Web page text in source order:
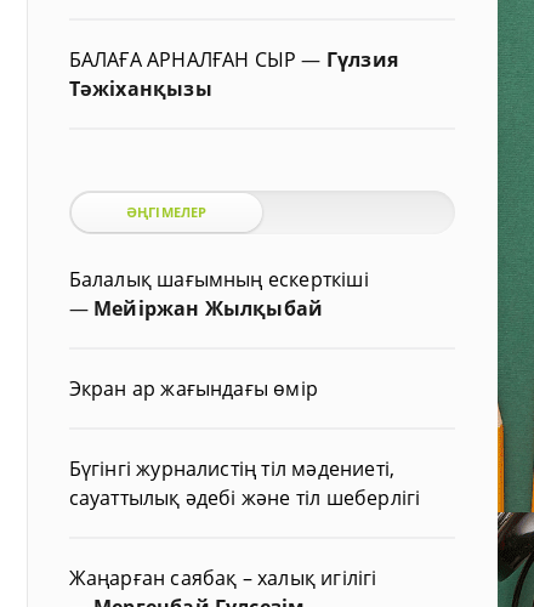
БАЛАҒА АРНАЛҒАН СЫР— Гүлзия
Тәжіханқызы
ӘҢГІМЕЛЕР
Балалық шағымның ескерткіші
— Мейіржан Жылқыбай
Экран ар жағындағы өмір
Бүгінгі журналистің тіл мәдениеті,
сауаттылық әдебі және тіл шеберлігі
Жаңарған саябақ – халық игілігі